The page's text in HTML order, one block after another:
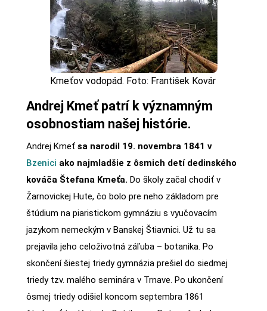
Kmeťov vodopád. Foto: František Kovár
Andrej Kmeť patrí k významným
osobnostiam našej histórie.
Andrej Kmeť sa narodil 19. novembra 1841 v
Bzenici ako najmladšie z ôsmich detí dedinského
kováča Štefana Kmeťa. Do školy začal chodiť v
Žarnovickej Hute, čo bolo pre neho základom pre
štúdium na piaristickom gymnáziu s vyučovacím
jazykom nemeckým v Banskej Štiavnici. Už tu sa
prejavila jeho celoživotná záľuba – botanika. Po
skončení šiestej triedy gymnázia prešiel do siedmej
triedy tzv. malého seminára v Trnave. Po ukončení
ôsmej triedy odišiel koncom septembra 1861